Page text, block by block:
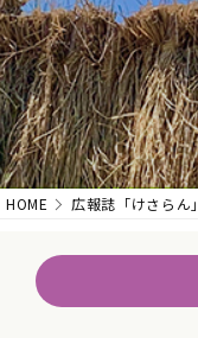
HOME 広報誌「けさらん」